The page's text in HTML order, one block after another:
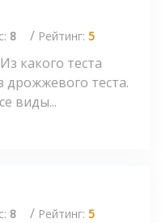
8 / Рейтинг: 5
какого теста
дрожжевого теста.
виды...
8 / Рейтинг: 5